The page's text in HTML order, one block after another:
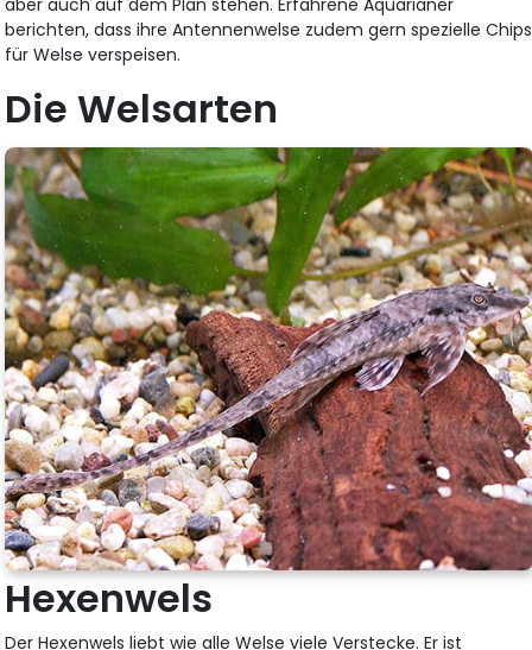
berichten, dass ihre Antennenwelse zudem gern spezielle Chips
für Welse verspeisen.
Die Welsarten
Hexenwels
Der Hexenwels liebt wie alle Welse viele Verstecke. Er ist